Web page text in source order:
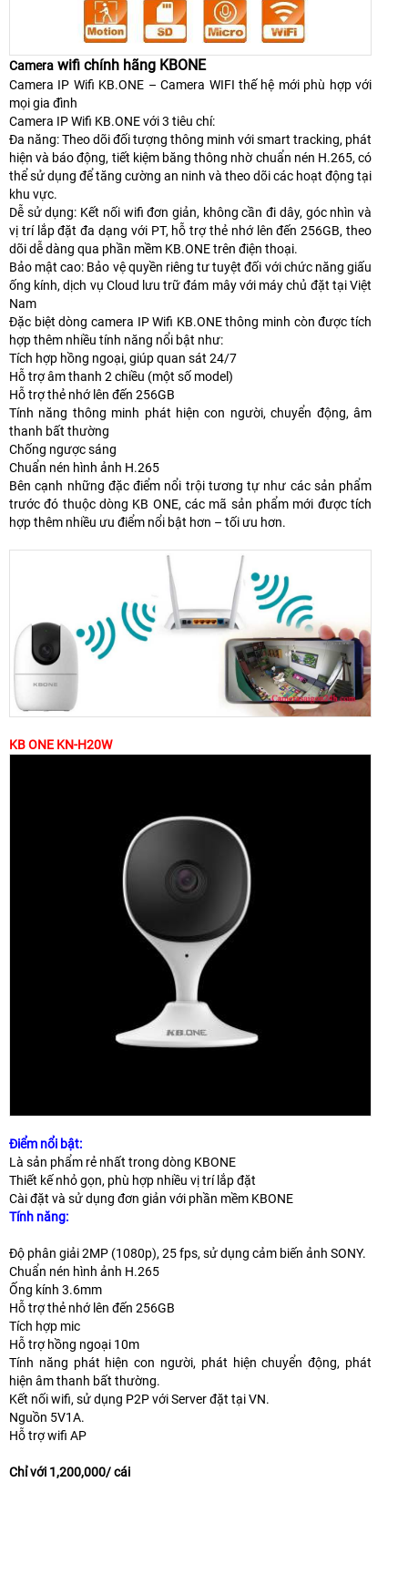
Camera wifi chính hãng KBONE
Camera IP Wifi KB.ONE – Camera WIFI thế hệ mới phù hợp với
mọi gia đình
Camera IP Wifi KB.ONE với 3 tiêu chí:
Đa năng: Theo dõi đối tượng thông minh với smart tracking, phát
hiện và báo động, tiết kiệm băng thông nhờ chuẩn nén H.265, có
thể sử dụng để tăng cường an ninh và theo dõi các hoạt động tại
khu vực.
Dễ sử dụng: Kết nối wifi đơn giản, không cần đi dây, góc nhìn và
vị trí lắp đặt đa dạng với PT, hỗ trợ thẻ nhớ lên đến 256GB, theo
dõi dễ dàng qua phần mềm KB.ONE trên điện thoại.
Bảo mật cao: Bảo vệ quyền riêng tư tuyệt đối với chức năng giấu
ống kính, dịch vụ Cloud lưu trữ đám mây với máy chủ đặt tại Việt
Nam
Đặc biệt dòng camera IP Wifi KB.ONE thông minh còn được tích
hợp thêm nhiều tính năng nổi bật như:
Tích hợp hồng ngoại, giúp quan sát 24/7
Hỗ trợ âm thanh 2 chiều (một số model)
Hỗ trợ thẻ nhớ lên đến 256GB
Tính năng thông minh phát hiện con người, chuyển động, âm
thanh bất thường
Chống ngược sáng
Chuẩn nén hình ảnh H.265
Bên cạnh những đặc điểm nổi trội tương tự như các sản phẩm
trước đó thuộc dòng KB ONE, các mã sản phẩm mới được tích
hợp thêm nhiều ưu điểm nổi bật hơn – tối ưu hơn.
KB ONE KN-H20W
Điểm nổi bật:
Là sản phẩm rẻ nhất trong dòng KBONE
Thiết kế nhỏ gọn, phù hợp nhiều vị trí lắp đặt
Cài đặt và sử dụng đơn giản với phần mềm KBONE
Tính năng:
Độ phân giải 2MP (1080p), 25 fps, sử dụng cảm biến ảnh SONY.
Chuẩn nén hình ảnh H.265
Ống kính 3.6mm
Hỗ trợ thẻ nhớ lên đến 256GB
Tích hợp mic
Hỗ trợ hồng ngoại 10m
Tính năng phát hiện con người, phát hiện chuyển động, phát
hiện âm thanh bất thường.
Kết nối wifi, sử dụng P2P với Server đặt tại VN.
Nguồn 5V1A.
Hỗ trợ wifi AP
Chỉ với 1,200,000/ cái